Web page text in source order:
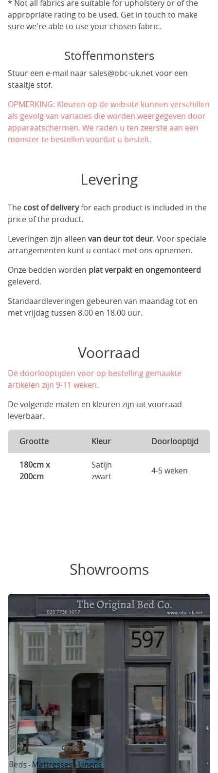
* Not all fabrics are suitable for upholstery or of the
appropriate rating to be used. Get in touch to make
sure we're able to use your chosen fabric.
Stoffenmonsters
Stuur een e-mail naar sales@obc-uk.netvoor een
staaltje stof.
OPMERKING: Kleuren op de website kunnen verschillen
als gevolg van variaties die worden weergegeven door
apparaatschermen. We raden u ten zeerste aan een
monster te bestellen voordat u bestelt.
Levering
The cost of deliveryfor each product is included in the
price of the product.
Leveringen zijn alleen van deur tot deur. Voor speciale
arrangementen kunt u contact met ons opnemen.
Onze bedden worden plat verpakt en ongemonteerd
geleverd.
Standaardleveringen gebeuren van maandag tot en
met vrijdag tussen 8.00 en 18.00 uur.
Voorraad
De doorlooptijden voor op bestelling gemaakte
artikelen zijn 9-11 weken.
De volgende maten en kleuren zijn uit voorraad
leverbaar.
Grootte Kleur Doorlooptijd
180cm x
200cm
Satijn
zwart
4-5 weken
Showrooms